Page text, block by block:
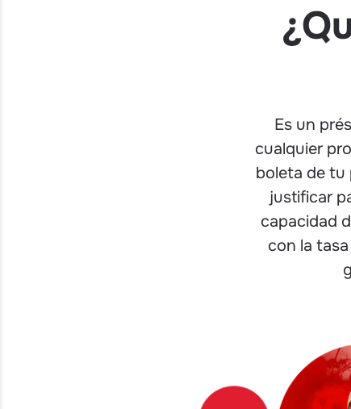
Es un
cualquier
boleta de tu
justificar
capacidad
con la